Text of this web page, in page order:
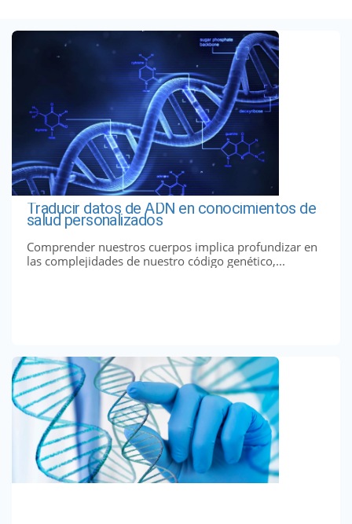
Traducir datos de ADN en conocimientos de
salud personalizados
Comprender nuestros cuerpos implica profundizar en
las complejidades de nuestro código genético,...